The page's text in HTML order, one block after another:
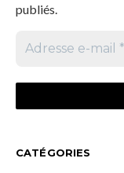
publiés.
CATÉGORIES